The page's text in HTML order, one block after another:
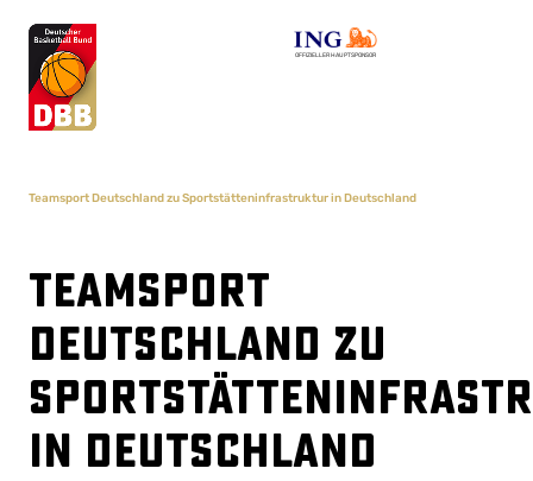
OFFIZIELLER HAUPTSPONSOR
Teamsport Deutschland zu Sportstätteninfrastruktur in Deutschland
Teamsport
Deutschland zu
in Deutschland